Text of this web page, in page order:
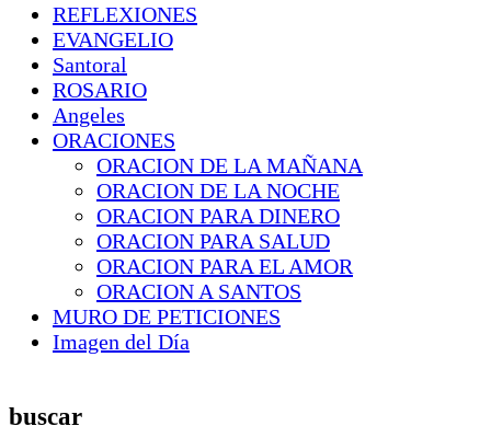
REFLEXIONES
EVANGELIO
Santoral
ROSARIO
Angeles
ORACIONES
ORACION DE LA MAÑANA
ORACION DE LA NOCHE
ORACION PARA DINERO
ORACION PARA SALUD
ORACION PARA EL AMOR
ORACION A SANTOS
MURO DE PETICIONES
Imagen del Día
buscar